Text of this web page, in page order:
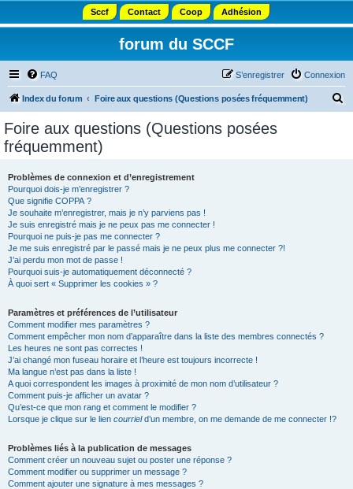
Sccf Contact Coop Adhésion
forum du SCCF
FAQ Connexion
S’enregistrer
Index du forum Foire aux questions (Questions posées fréquemment)
Foire aux questions (Questions posées
fréquemment)
Problèmes de connexion et d’enregistrement
Pourquoi dois-je m’enregistrer ?
Que signifie COPPA ?
Je souhaite m’enregistrer, mais je n’y parviens pas !
Je suis enregistré mais je ne peux pas me connecter !
Pourquoi ne puis-je pas me connecter ?
Je me suis enregistré par le passé mais je ne peux plus me connecter ?!
J’ai perdu mon mot de passe !
Pourquoi suis-je automatiquement déconnecté ?
À quoi sert « Supprimer les cookies » ?
Paramètres et préférences de l’utilisateur
Comment modifier mes paramètres ?
Comment empêcher mon nom d’apparaître dans la liste des membres connectés ?
Les heures ne sont pas correctes !
J’ai changé mon fuseau horaire et l’heure est toujours incorrecte !
Ma langue n’est pas dans la liste !
A quoi correspondent les images à proximité de mon nom d’utilisateur ?
Comment puis-je afficher un avatar ?
Qu’est-ce que mon rang et comment le modifier ?
Lorsque je clique sur le lien courrield’un membre, on me demande de me connecter !?
Problèmes liés à la publication de messages
Comment créer un nouveau sujet ou poster une réponse ?
Comment modifier ou supprimer un message ?
Comment ajouter une signature à mes messages ?